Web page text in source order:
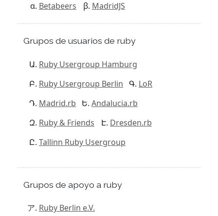
Betabeers MadridJS
Grupos de usuarios de ruby
Ruby Usergroup Hamburg
Ruby Usergroup Berlin
LoR
Madrid.rb
Andalucia.rb
Ruby & Friends
Dresden.rb
Tallinn Ruby Usergroup
Grupos de apoyo a ruby
Ruby Berlin e.V.